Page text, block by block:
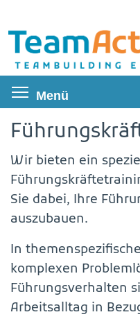
zum
Inhalt
Menü
Wir bieten ein
Sie dabei, Ihre
auszubauen.
In
komplexen
Führungsverhalten
Arbeitsalltag in